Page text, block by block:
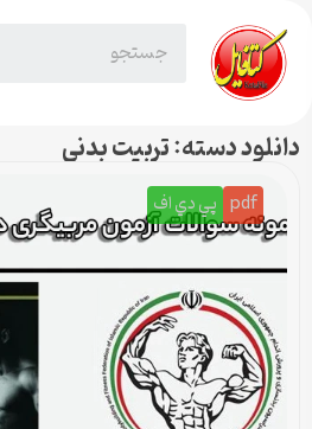
دانلود دسته: تربیت بدنی
pdf پي دي اف